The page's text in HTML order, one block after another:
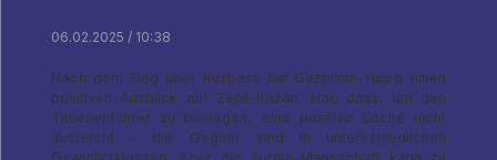
06.02.2025 / 10:38
Nach dem Sieg über Kuzbass hat Gazprom-Yugra einen
positiven Ausblick auf Zenit-Kazan. klar, dass, um den
Tabellenführer zu besiegen, eine positive Sache nicht
ausreicht – die Gegner sind in unterschiedlichen